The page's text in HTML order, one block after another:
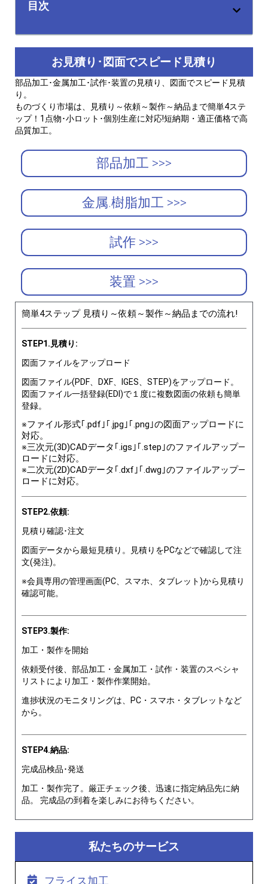
目次
お見積り･図面でスピード見積り
部品加工･金属加工･試作･装置の見積り、図面でスピード見積
り。
ものづくり市場は、見積り～依頼～製作～納品まで簡単4ステ
ップ！1点物･小ロット･個別生産に対応!短納期・適正価格で高
品質加工。
部品加工 >>>
金属.樹脂加工 >>>
試作 >>>
装置 >>>
簡単4ステップ 見積り～依頼～製作～納品までの流れ!
STEP1.見積り:
図面ファイルをアップロード
図面ファイル(PDF、DXF、IGES、STEP)をアップロード。
図面ファイル一括登録(EDI)で１度に複数図面の依頼も簡単
登録。
※ファイル形式｢.pdf｣｢.jpg｣｢.png｣の図面アップロードに
対応。
※三次元(3D)CADデータ｢.igs｣｢.step｣のファイルアップ―
ロードに対応。
※二次元(2D)CADデータ｢.dxf｣｢.dwg｣のファイルアップ―
ロードに対応。
STEP2.依頼:
見積り確認･注文
図面データから最短見積り。見積りをPCなどで確認して注
文(発注)。
※会員専用の管理画面(PC、スマホ、タブレット)から見積り
確認可能。
STEP3.製作:
加工・製作を開始
依頼受付後、部品加工・金属加工・試作・装置のスペシャ
リストにより加工・製作作業開始。
進捗状況のモニタリングは、PC・スマホ・タブレットなど
から。
STEP4.納品:
完成品検品･発送
加工・製作完了。厳正チェック後、迅速に指定納品先に納
品。 完成品の到着を楽しみにお待ちください。
私たちのサービス
フライス加工